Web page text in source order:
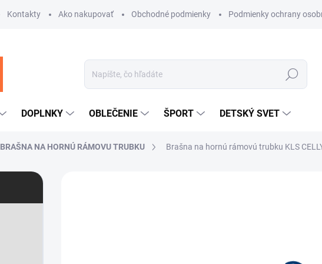
Kontakty Ako nakupovať Obchodné podmienky Podmienky ochrany
Hľadať
DOPLNKY OBLEČENIE ŠPORT DETSKÝ SVET
BRAŠNA NA HORNÚ RÁMOVU TRUBKU Brašna na hornú rámovú trubku KLS